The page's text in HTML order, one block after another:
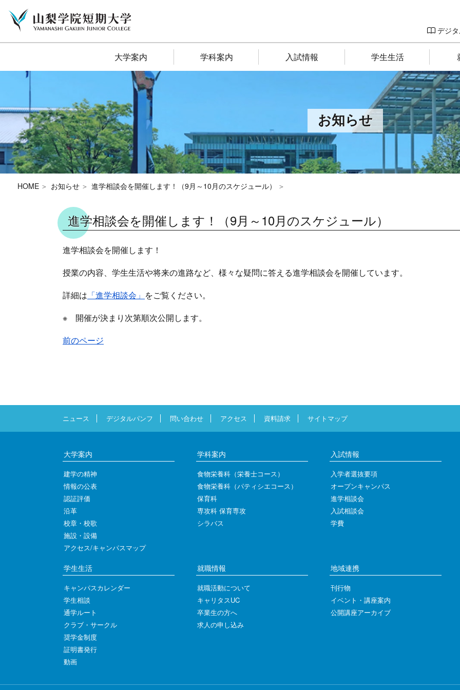
デジ
大学案内 学科案内 入試情報 学生生活
お知らせ
HOME お知らせ 進学相談会を開催します！（9月～10月のスケジュール）
進学相談会を開催します！（9月～10月のスケジュール）
進学相談会を開催します！
授業の内容、学生生活や将来の進路など、様々な疑問に答える進学相談会を開催しています。
詳細は 「進学相談会」 をご覧ください。
※ 開催が決まり次第順次公開します。
前のページ
ニュース デジタルパンフ 問い合わせ アクセス 資料請求 サイトマップ
大学案内
建学の精神
情報の公表
認証評価
沿革
校章・校歌
施設・設備
アクセス/キャンパスマップ
学科案内
食物栄養科（栄養士コース）
食物栄養科（パティシエコース）
保育科
専攻科 保育専攻
シラバス
入試情報
入学者選抜要項
オープンキャンパス
進学相談会
入試相談会
学費
学生生活
キャンパスカレンダー
学生相談
通学ルート
クラブ・サークル
奨学金制度
証明書発行
動画
就職情報
就職活動について
キャリタスUC
卒業生の方へ
求人の申し込み
地域連携
刊行物
イベント・講座案内
公開講座アーカイブ